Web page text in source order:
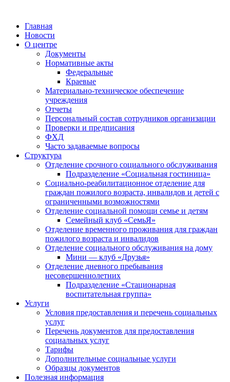
Главная
Новости
О центре
Документы
Нормативные акты
Федеральные
Краевые
Материально-техническое обеспечение
учреждения
Отчеты
Персональный состав сотрудников организации
Проверки и предписания
ФХД
Часто задаваемые вопросы
Структура
Отделение срочного социального обслуживания
Подразделение «Социальная гостиница»
Социально-реабилитационное отделение для
граждан пожилого возраста, инвалидов и детей с
ограниченными возможностями
Отделение социальной помощи семье и детям
Семейный клуб «СемьЯ»
Отделение временного проживания для граждан
пожилого возраста и инвалидов
Отделение социального обслуживания на дому
Мини — клуб «Друзья»
Отделение дневного пребывания
несовершеннолетних
Подразделение «Стационарная
воспитательная группа»
Услуги
Условия предоставления и перечень социальных
услуг
Перечень документов для предоставления
социальных услуг
Тарифы
Дополнительные социальные услуги
Образцы документов
Полезная информация